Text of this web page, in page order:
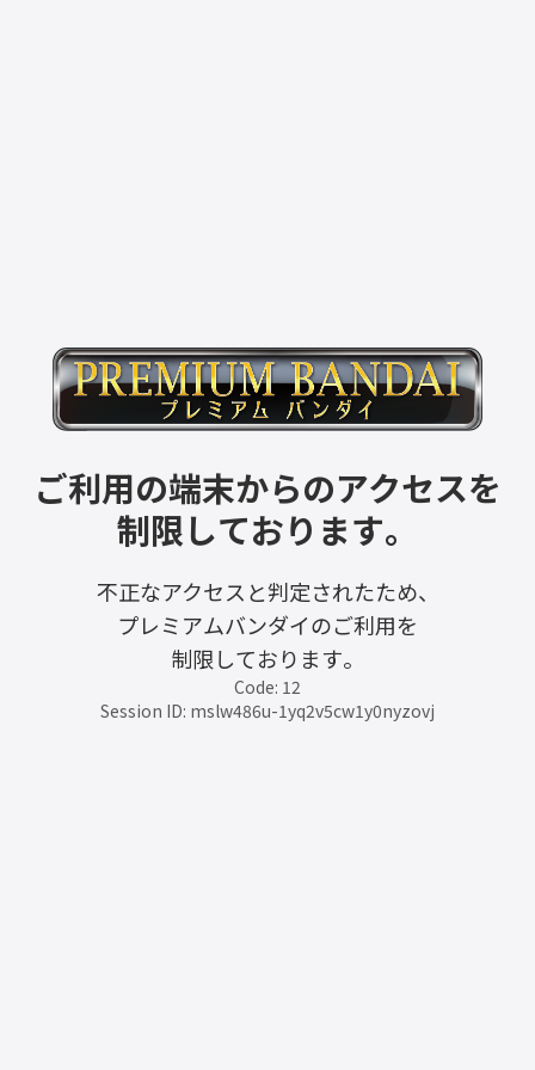
ご利用の端末からのアクセスを
制限しております。
不正なアクセスと判定されたため、
プレミアムバンダイのご利用を
制限しております。
Code: 12
Session ID: mslw486u-1yq2v5cw1y0nyzovj